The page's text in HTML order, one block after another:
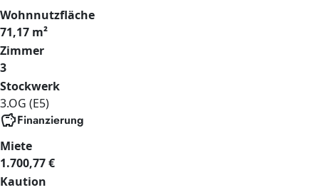
Wohnnutzfläche
71,17 m²
Zimmer
3
Stockwerk
3.OG (E5)
savingsFinanzierung
Miete
1.700,77 €
Kaution